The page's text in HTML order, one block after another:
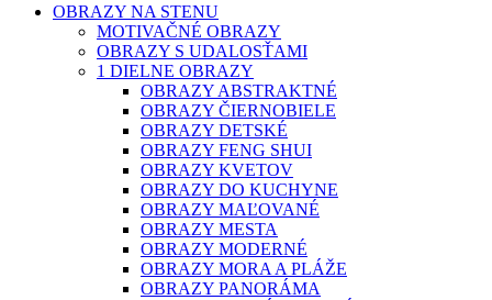
OBRAZY NA STENU
MOTIVAČNÉ OBRAZY
OBRAZY S UDALOSŤAMI
1 DIELNE OBRAZY
OBRAZY ABSTRAKTNÉ
OBRAZY ČIERNOBIELE
OBRAZY DETSKÉ
OBRAZY FENG SHUI
OBRAZY KVETOV
OBRAZY DO KUCHYNE
OBRAZY MAĽOVANÉ
OBRAZY MESTA
OBRAZY MODERNÉ
OBRAZY MORA A PLÁŽE
OBRAZY PANORÁMA